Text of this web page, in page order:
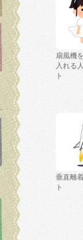
扇風機
入れる
ト
垂直離
ト